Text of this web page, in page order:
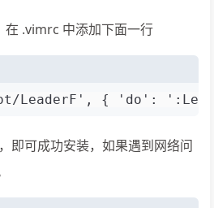
在 .vimrc 中添加下面一行
LeaderF', { 'do':
即可成功安装，如果遇到网络问